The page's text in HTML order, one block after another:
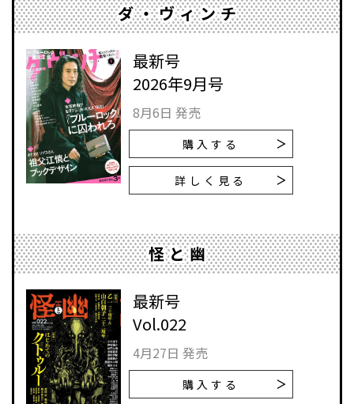
ダ・ヴィンチ
最新号
2026年9月号
8月6日 発売
購入する
詳しく見る
怪と幽
最新号
Vol.022
4月27日 発売
購入する